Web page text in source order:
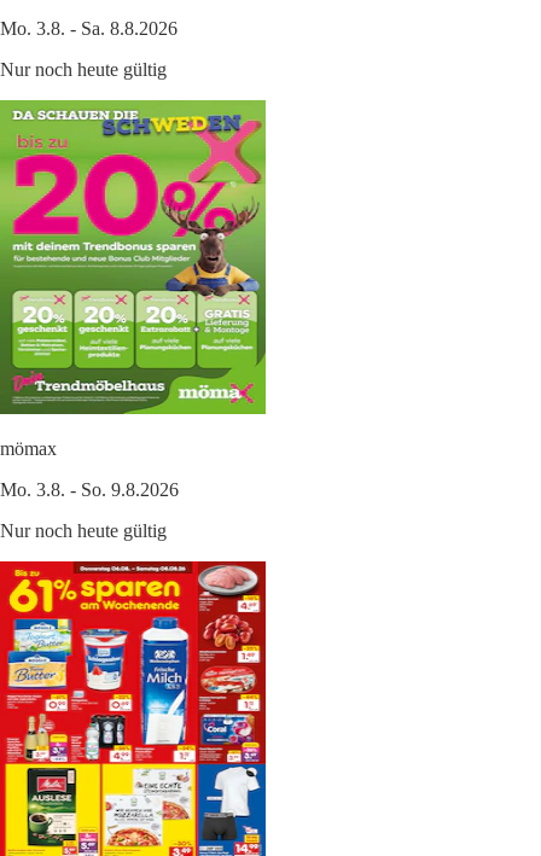
Mo. 3.8. - Sa. 8.8.2026
Nur noch heute gültig
mömax
Mo. 3.8. - So. 9.8.2026
Nur noch heute gültig